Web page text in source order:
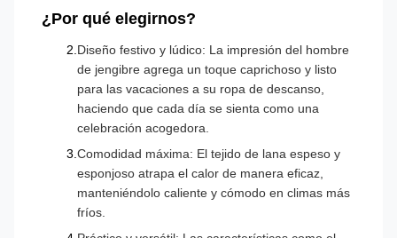
¿Por qué elegirnos?
Diseño festivo y lúdico: La impresión del hombre
de jengibre agrega un toque caprichoso y listo
para las vacaciones a su ropa de descanso,
haciendo que cada día se sienta como una
celebración acogedora.
Comodidad máxima: El tejido de lana espeso y
esponjoso atrapa el calor de manera eficaz,
manteniéndolo caliente y cómodo en climas más
fríos.